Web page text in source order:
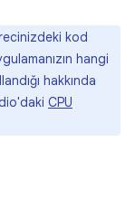
kod
hangi
hakkında
CPU